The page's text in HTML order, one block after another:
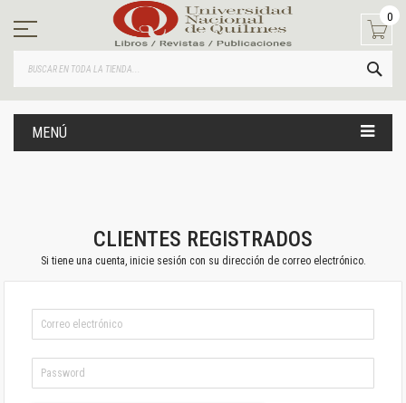
contenido
0
MENÚ
CLIENTES REGISTRADOS
Si tiene una cuenta, inicie sesión con su dirección de correo electrónico.